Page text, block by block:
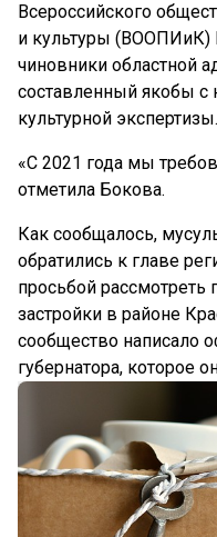
Всероссийского
и культуры (ВООПИиК)
чиновники областной
составленный якобы с
культурной экспертизы.
«С 2021 года мы
отметила Бокова.
Как сообщалось,
обратились к главе
просьбой
застройки в районе
сообщество написало
губернатора, которое